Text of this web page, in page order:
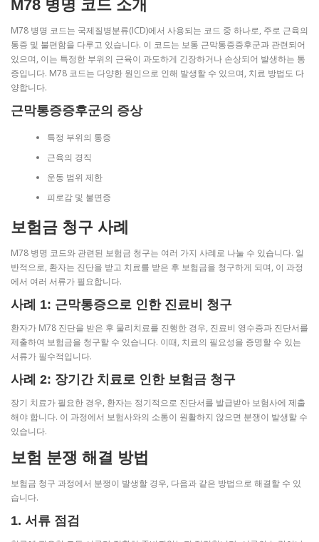
M78 병명 코드 소개
M78 병명 코드는 국제질병분류(ICD)에서 사용되는 코드 중 하나로, 주로 근육의
통증 및 불편함을 다루고 있습니다. 이 코드는 보통 근막통증증후군과 관련되어
있으며, 이는 특정한 부위의 근육이 과도하게 긴장하거나 손상되어 발생하는 통
증입니다. M78 코드는 다양한 원인으로 인해 발생할 수 있으며, 치료 방법도 다
양합니다.
근막통증증후군의 증상
특정 부위의 통증
근육의 경직
운동 범위 제한
피로감 및 불면증
보험금 청구 사례
M78 병명 코드와 관련된 보험금 청구는 여러 가지 사례로 나눌 수 있습니다. 일
반적으로, 환자는 진단을 받고 치료를 받은 후 보험금을 청구하게 되며, 이 과정
에서 여러 서류가 필요합니다.
사례 1: 근막통증으로 인한 진료비 청구
환자가 M78 진단을 받은 후 물리치료를 진행한 경우, 진료비 영수증과 진단서를
제출하여 보험금을 청구할 수 있습니다. 이때, 치료의 필요성을 증명할 수 있는
서류가 필수적입니다.
사례 2: 장기간 치료로 인한 보험금 청구
장기 치료가 필요한 경우, 환자는 정기적으로 진단서를 발급받아 보험사에 제출
해야 합니다. 이 과정에서 보험사와의 소통이 원활하지 않으면 분쟁이 발생할 수
있습니다.
보험 분쟁 해결 방법
보험금 청구 과정에서 분쟁이 발생할 경우, 다음과 같은 방법으로 해결할 수 있
습니다.
1. 서류 점검